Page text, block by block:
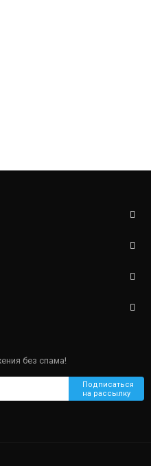
без спама!